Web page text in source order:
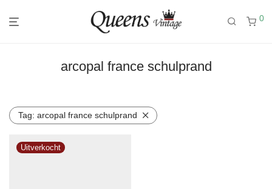
0
arcopal france schulprand
Tag: arcopal france schulprand